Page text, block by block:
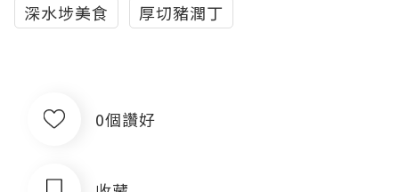
深水埗美食 厚切豬潤丁
0個讚好